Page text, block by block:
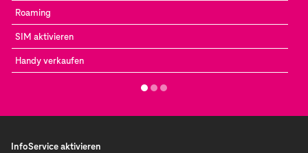
Roaming
SIM aktivieren
Handy verkaufen
InfoService aktivieren